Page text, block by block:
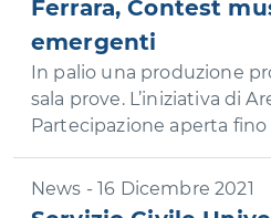
Ferrara, Contest
emergenti
In palio una produzione
sala prove. L’iniziativa di
Partecipazione aperta fino
News - 16 Dicembre 2021